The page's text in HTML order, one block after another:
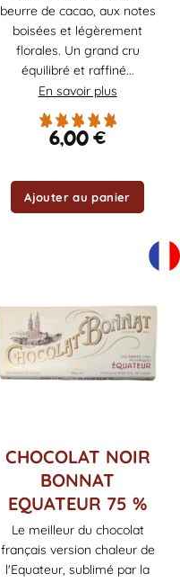
beurre de cacao, aux notes
boisées et légèrement
florales. Un grand cru
équilibré et raffiné...
En savoir plus
6,00€
Ajouter au panier
CHOCOLAT NOIR
BONNAT
EQUATEUR 75 %
Le meilleur du chocolat
français version chaleur de
l'Equateur, sublimé par la